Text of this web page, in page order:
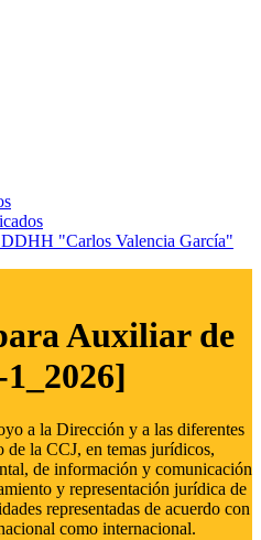
"Carlos Valencia García"
Auxiliar de
a la Dirección y a las diferentes
la CCJ, en temas jurídicos,
de información y comunicación
y representación jurídica de
representadas de acuerdo con
como internacional.